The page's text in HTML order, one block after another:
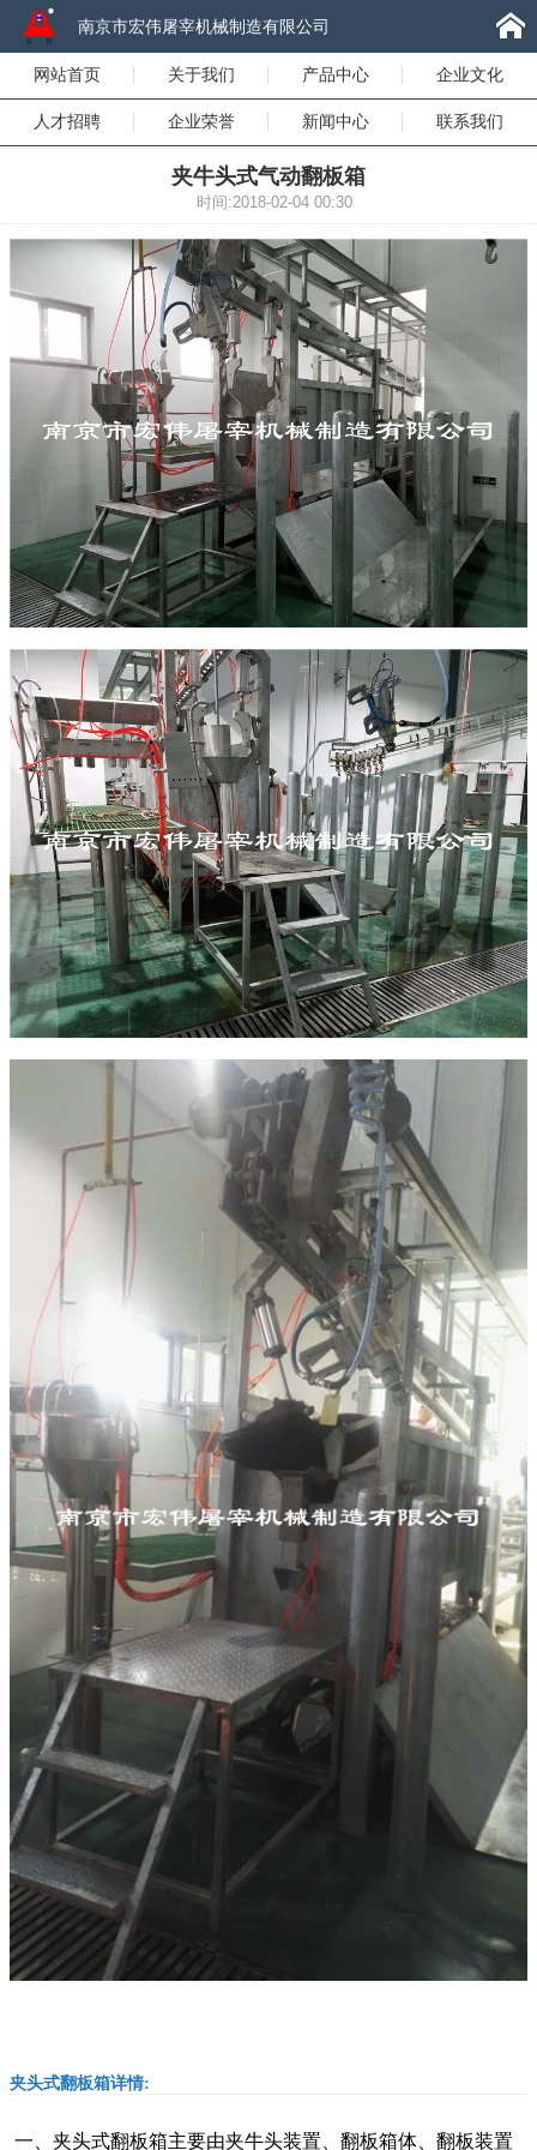
南京市宏伟屠宰机械制造有限公司
网站首页 关于我们 产品中心 企业文化
人才招聘 企业荣誉 新闻中心 联系我们
夹牛头式气动翻板箱
时间:2018-02-04 00:30
夹头式翻板箱详情:
一、夹头式翻板箱主要由夹牛头装置、翻板箱体、翻板装置